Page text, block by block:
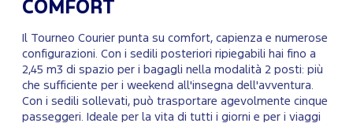
COMFORT
Il Tourneo Courier punta su comfort, capienza e numerose
configurazioni. Con i sedili posteriori ripiegabili hai fino a
2,45 m3 di spazio per i bagagli nella modalità 2 posti: più
che sufficiente per i weekend all'insegna dell'avventura.
Con i sedili sollevati, può trasportare agevolmente cinque
passeggeri. Ideale per la vita di tutti i giorni e per i viaggi